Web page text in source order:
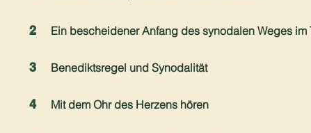
Ein bescheidener Anfang des synodalen Weges im
2
Benediktsregel und Synodalität
3
Mit dem Ohr des Herzens hören
4